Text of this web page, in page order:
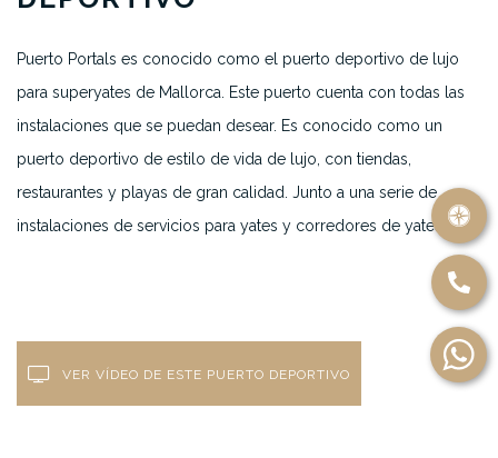
Puerto Portals es conocido como el puerto deportivo de lujo
para superyates de Mallorca. Este puerto cuenta con todas las
instalaciones que se puedan desear. Es conocido como un
puerto deportivo de estilo de vida de lujo, con tiendas,
restaurantes y playas de gran calidad. Junto a una serie de
instalaciones de servicios para yates y corredores de yates.
VER VÍDEO DE ESTE PUERTO DEPORTIVO